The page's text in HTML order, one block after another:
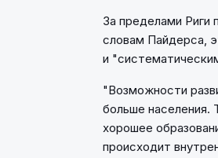
За пределами Риги
словам Пайдерса,
и
"Возможности
больше населения.
хорошее
происходит